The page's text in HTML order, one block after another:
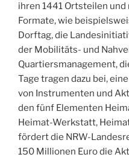
ihren 1441 Ortsteilen
Formate, wie
Dorftag, die
der Mobilitäts- und
Quartiersmanagement,
Tage tragen dazu bei,
von Instrumenten und
den fünf Elementen
Heimat-Werkstatt,
fördert die NRW-
150 Millionen Euro die